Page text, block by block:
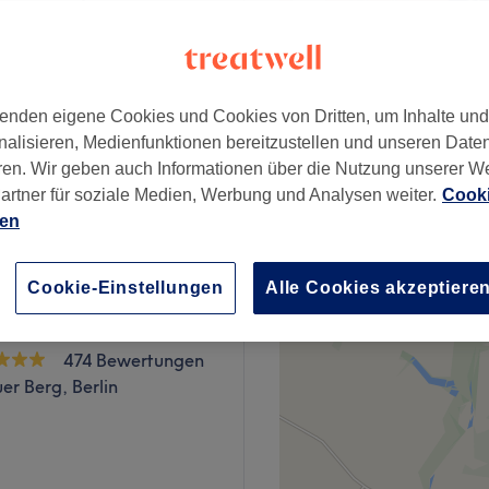
ab
39 €
474 Bewertungen
Berg, Berlin
eigene Cookies und Cookies von Dritten, um Inhalte
Medienfunktionen bereitzustellen und unseren
Wir geben auch Informationen über die Nutzung unserer
für soziale Medien, Werbung und Analysen weiter.
Cookie-Einstellungen Alle Cookies akzeptieren